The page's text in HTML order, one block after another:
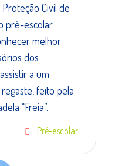
Civil de
pré-escolar
melhor
dos
a um
feito pela
“Freia”.
Pré-escolar